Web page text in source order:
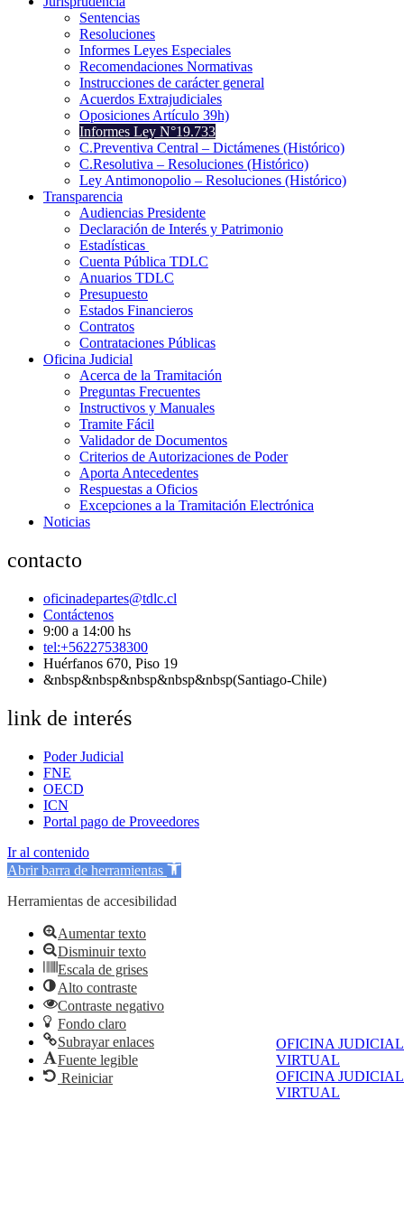
OFICINA JUDICIAL
VIRTUAL
OFICINA JUDICIAL
VIRTUAL
Sentencias
Resoluciones
Informes Leyes Especiales
Recomendaciones Normativas
Instrucciones de carácter general
Acuerdos Extrajudiciales
Oposiciones Artículo 39h)
Informes Ley N°19.733
C.Preventiva Central – Dictámenes (Histórico)
C.Resolutiva – Resoluciones (Histórico)
Ley Antimonopolio – Resoluciones (Histórico)
Transparencia
Audiencias Presidente
Declaración de Interés y Patrimonio
Estadísticas
Cuenta Pública TDLC
Anuarios TDLC
Presupuesto
Estados Financieros
Contratos
Contrataciones Públicas
Oficina Judicial
Acerca de la Tramitación
Preguntas Frecuentes
Instructivos y Manuales
Tramite Fácil
Validador de Documentos
Criterios de Autorizaciones de Poder
Aporta Antecedentes
Respuestas a Oficios
Excepciones a la Tramitación Electrónica
Noticias
contacto
oficinadepartes@tdlc.cl
Contáctenos
9:00 a 14:00 hs
tel:+56227538300
Huérfanos 670, Piso 19
&nbsp&nbsp&nbsp&nbsp&nbsp(Santiago-Chile)
link de interés
Poder Judicial
FNE
OECD
ICN
Portal pago de Proveedores
Ir al contenido
Abrir barra de herramientas
Herramientas de accesibilidad
Aumentar texto
Disminuir texto
Escala de grises
Alto contraste
Contraste negativo
Fondo claro
Subrayar enlaces
Fuente legible
Reiniciar